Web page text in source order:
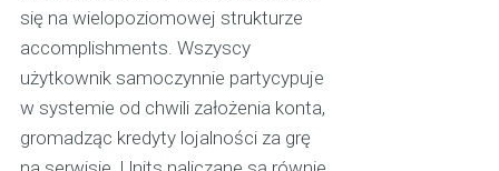
się na wielopoziomowej strukturze
accomplishments. Wszyscy
użytkownik samoczynnie partycypuje
w systemie od chwili założenia konta,
gromadząc kredyty lojalności za grę